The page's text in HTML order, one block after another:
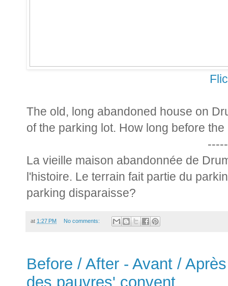
The old, long abandoned house on
of the parking lot. How long before
La vieille maison abandonnée de
l'histoire. Le terrain fait partie du
parking disparaisse?
at 1:27 PM No comments:
Before / After - Avant /
des pauvres' convent